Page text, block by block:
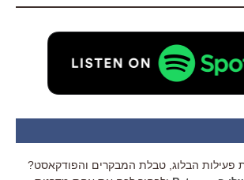
פעילות הבלוג, טבלת המבקרים והפודקאסט?